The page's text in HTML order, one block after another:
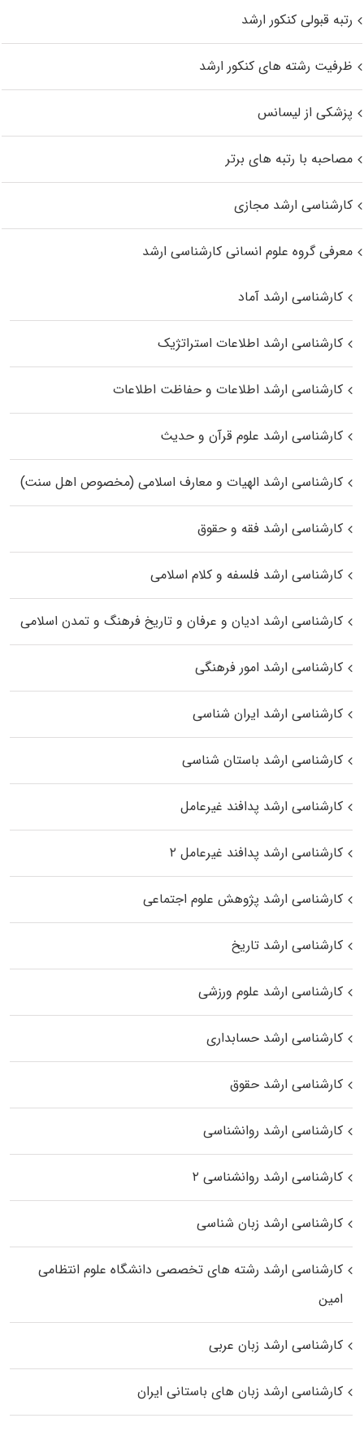
رتبه قبولی کنکور ارشد
ظرفیت رشته های کنکور ارشد
پزشکی از لیسانس
مصاحبه با رتبه های برتر
کارشناسی ارشد مجازی
معرفی گروه علوم انسانی کارشناسی ارشد
کارشناسی ارشد آماد
کارشناسی ارشد اطلاعات استراتژیک
کارشناسی ارشد اطلاعات و حفاظت اطلاعات
کارشناسی ارشد علوم قرآن و حدیث
کارشناسی ارشد الهیات و معارف اسلامی (مخصوص اهل سنت)
کارشناسی ارشد فقه و حقوق
کارشناسی ارشد فلسفه و کلام اسلامی
کارشناسی ارشد ادیان و عرفان و تاریخ فرهنگ و تمدن اسلامی
کارشناسی ارشد امور فرهنگی
کارشناسی ارشد ایران شناسی
کارشناسی ارشد باستان شناسی
کارشناسی ارشد پدافند غیرعامل
کارشناسی ارشد پدافند غیرعامل ۲
کارشناسی ارشد پژوهش علوم اجتماعی
کارشناسی ارشد تاریخ
کارشناسی ارشد علوم ورزشی
کارشناسی ارشد حسابداری
کارشناسی ارشد حقوق
کارشناسی ارشد روانشناسی
کارشناسی ارشد روانشناسی ۲
کارشناسی ارشد زبان شناسی
کارشناسی ارشد رﺷﺘﻪ ﻫﺎی تخصصی داﻧﺸﮕﺎه ﻋﻠﻮم انتظامی
اﻣﻴﻦ
کارشناسی ارشد زبان عربی
کارشناسی ارشد زبان‌ های باستانی ایران